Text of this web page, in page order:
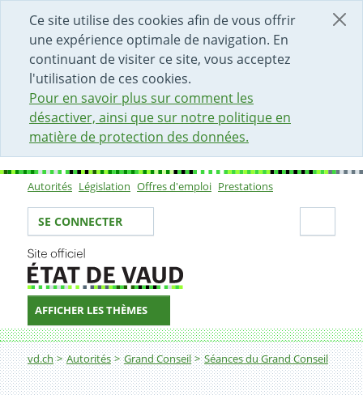
Ce site utilise des cookies afin de vous offrir
une expérience optimale de navigation. En
continuant de visiter ce site, vous acceptez
l'utilisation de ces cookies.
Pour en savoir plus sur comment les
désactiver, ainsi que sur notre politique en
matière de protection des données.
DÉBUT DU CONTENU DE LA PAGE
ACCÈS AU CHAMP DE RECHERCHE
PAGE D'ACCUEIL
FORMULAIRE DE CONTACT
Sous-navigation
Autorités Législation Offres d'emploi Prestations
Votre identité
SE CONNECTER
AFFICHER LES THÈMES
Fil d'Ariane
vd.ch Autorités Grand Conseil Séances du Grand Conseil